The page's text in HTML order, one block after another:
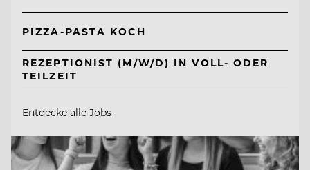
PIZZA-PASTA KOCH
REZEPTIONIST (M/W/D) IN VOLL- ODER
TEILZEIT
Entdecke alle Jobs